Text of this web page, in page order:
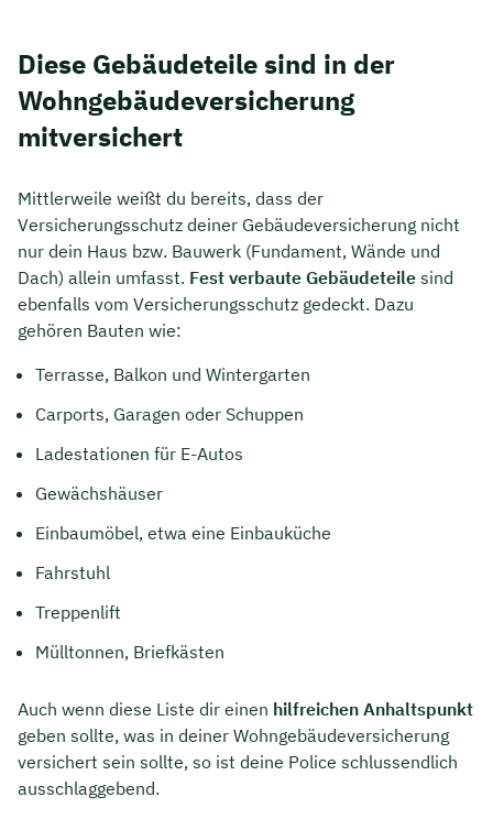
Diese Gebäudeteile sind in der
Wohngebäudeversicherung
mitversichert
Mittlerweile weißt du bereits, dass der
Versicherungsschutz deiner Gebäudeversicherung nicht
nur dein Haus bzw. Bauwerk (Fundament, Wände und
Dach) allein umfasst. Fest verbaute Gebäudeteile sind
ebenfalls vom Versicherungsschutz gedeckt. Dazu
gehören Bauten wie:
Terrasse, Balkon und Wintergarten
Carports, Garagen oder Schuppen
Ladestationen für E-Autos
Gewächshäuser
Einbaumöbel, etwa eine Einbauküche
Fahrstuhl
Treppenlift
Mülltonnen, Briefkästen
Auch wenn diese Liste dir einen hilfreichen Anhaltspunkt
geben sollte, was in deiner Wohngebäudeversicherung
versichert sein sollte, so ist deine Police schlussendlich
ausschlaggebend.